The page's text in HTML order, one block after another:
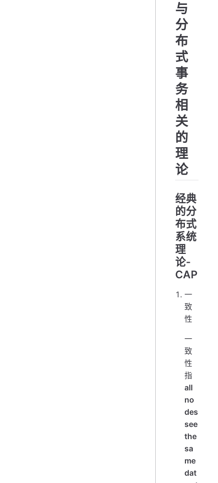
与
分
布
式
事
务
相
关
的
理
论
经典
的分
布式
系统
理
论-
CAP
一
致
性
一
致
性
指
all
no
des
see
the
sa
me
dat